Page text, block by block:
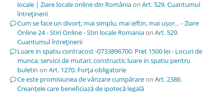
locale | Ziare locale online din Româniaon Art. 529. Cuantumul
întreţinerii
Cum se face un divorț; mai simplu, mai ieftin, mai ușor… - Ziare
Online 24 - Stiri Online - Stiri locale Romaniaon Art. 529.
Cuantumul întreţinerii
Luare in spatiu contracost -0733896700. Pret 1500 lei - Locuri de
munca; servicii de mutari; constructii; luare in spatiu pentru
buletin on Art. 1270. Forţa obligatorie
Ce este promisiunea de vânzare cumpărareon Art. 2386.
Creanţele care beneficiază de ipotecă legală